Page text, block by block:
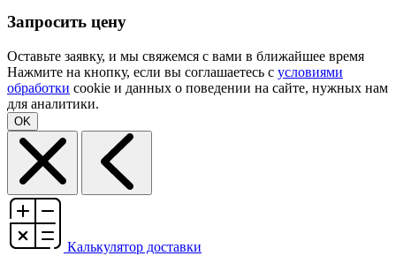
Запросить цену
Оставьте заявку, и мы свяжемся с вами в ближайшее время
Нажмите на кнопку, если вы соглашаетесь с условиями
обработки cookie и данных о поведении на сайте, нужных нам
для аналитики.
OK
Калькулятор доставки